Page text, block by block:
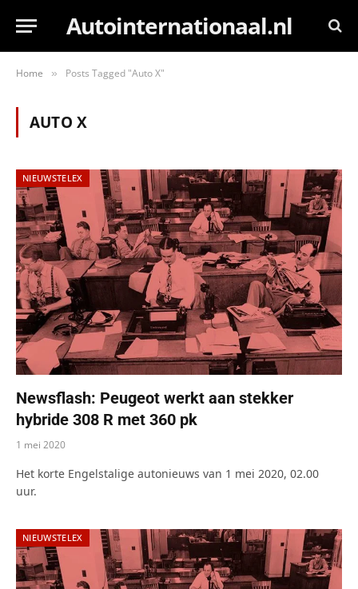
Autointernationaal.nl
Home » Posts Tagged "Auto X"
AUTO X
NIEUWSTELEX
Newsflash: Peugeot werkt aan stekker
hybride 308 R met 360 pk
1 mei 2020
Het korte Engelstalige autonieuws van 1 mei 2020, 02.00
uur.
NIEUWSTELEX